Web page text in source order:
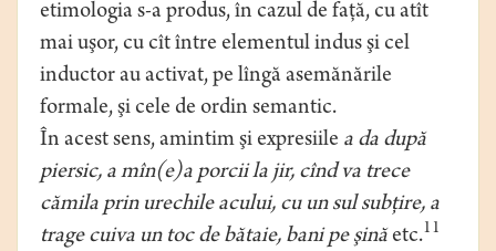
etimologia s-a produs, în cazul de faţă, cu atît
mai uşor, cu cît între elementul indus şi cel
inductor au activat, pe lîngă asemănările
formale, şi cele de ordin semantic.
În acest sens, amintim şi expresiile a da după
piersic, a mîn(e)a porcii la jir, cînd va trece
cămila prin urechile acului, cu un sul subţire, a
trage cuiva un toc de bătaie, bani pe şină etc.11